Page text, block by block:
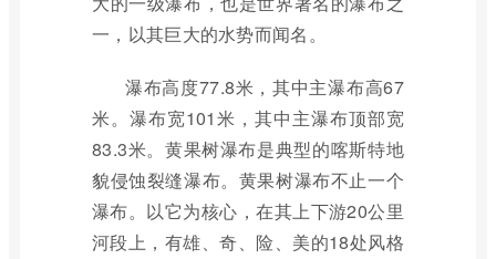
一，以其巨大的水势而闻名。
瀑布高度77.8米，其中主瀑布高67
米。瀑布宽101米，其中主瀑布顶部宽
83.3米。黄果树瀑布是典型的喀斯特地
貌侵蚀裂缝瀑布。黄果树瀑布不止一个
瀑布。以它为核心，在其上下游20公里
河段上，有雄、奇、险、美的18处风格